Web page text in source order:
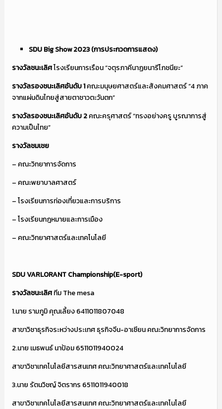
SDU Big Show 2023 (การประกวดการแสดง)
รางวัลชนะเลิศโรงเรียนการเรือน “จตุรภาคีนาฏยนารีโภชนียะ”
รางวัลรองชนะเลิศอันดับ1คณะมนุษยศาสตร์และสังคมศาสตร์ “4 ภาค
จากแผ่นดินไทยสู่สายตาชาวตะวันตก”
รางวัลรองชนะเลิศอันดับ2คณะครุศาสตร์ “ทรงอย่างครู บูรณาการสู่
ความเป็นไทย”
รางวัลชมเชย
– คณะวิทยาการจัดการ
– คณะพยาบาลศาสตร์
– โรงเรียนการท่องเที่ยวและการบริการ
– โรงเรียนกฎหมายและการเมือง
– คณะวิทยาศาสตร์และเทคโนโลยี
SDU VARLORANT Championship(E-sport)
รางวัลชนะเลิศทีม The mesa
1.นาย รามภูมิ คุณเลี้ยง 6411011807048
สาขาวิชาธุรกิจระหว่างประเทศ ธุรกิจจีน-อาเซียน คณะวิทยาการจัดการ
2.นาย เมธพนธ์ นาป้อม 6511011940024
สาขาวิชาเทคโนโลยีสารสนเทศ คณะวิทยาศาสตร์และเทคโนโลยี
3.นาย รัตนวิชญ์ จิตรากร 6511011940018
สาขาวิชาเทคโนโลยีสารสนเทศ คณะวิทยาศาสตร์และเทคโนโลยี